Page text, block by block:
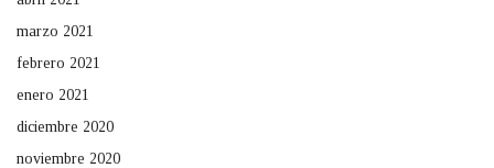
marzo 2021
febrero 2021
enero 2021
diciembre 2020
noviembre 2020